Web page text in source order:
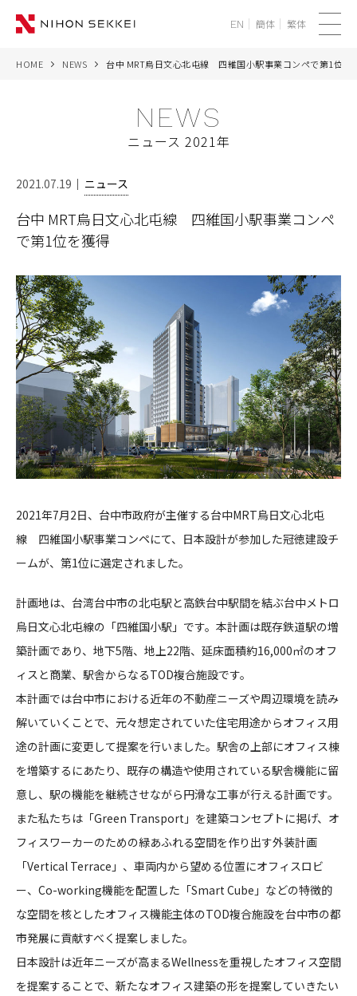
ニ
NEWS
CORPORATE
RECRUIT
CONTACT
EN 簡体 繁体
HOME NEWS 台中 MRT烏日文心北屯線 四維国小駅事業コンペで第1位を
NEWS
ニュース 2021年
2021.07.19 ニュース
台中 MRT烏日文心北屯線 四維国小駅事業コンペ
で第1位を獲得
2021年7月2日、台中市政府が主催する台中MRT烏日文心北屯
線 四維国小駅事業コンペにて、日本設計が参加した冠徳建設チ
ームが、第1位に選定されました。
計画地は、台湾台中市の北屯駅と高鉄台中駅間を結ぶ台中メトロ
烏日文心北屯線の「四維国小駅」です。本計画は既存鉄道駅の増
築計画であり、地下5階、地上22階、延床面積約16,000㎡のオフ
ィスと商業、駅舎からなるTOD複合施設です。
本計画では台中市における近年の不動産ニーズや周辺環境を読み
解いていくことで、元々想定されていた住宅用途からオフィス用
途の計画に変更して提案を行いました。駅舎の上部にオフィス棟
を増築するにあたり、既存の構造や使用されている駅舎機能に留
意し、駅の機能を継続させながら円滑な工事が行える計画です。
また私たちは「Green Transport」を建築コンセプトに掲げ、オ
フィスワーカーのための緑あふれる空間を作り出す外装計画
「Vertical Terrace」、車両内から望める位置にオフィスロビ
ー、Co-working機能を配置した「Smart Cube」などの特徴的
な空間を核としたオフィス機能主体のTOD複合施設を台中市の都
市発展に貢献すべく提案しました。
日本設計は近年ニーズが高まるWellnessを重視したオフィス空間
を提案することで、新たなオフィス建築の形を提案していきたい